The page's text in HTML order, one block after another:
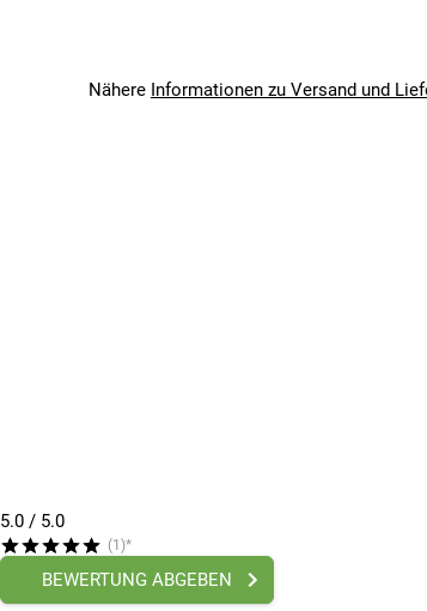
Bitte beachte, dass es zu Abweichungen
Nähere Informationen zu Versand und
5.0 / 5.0
(1)*
BEWERTUNG ABGEBEN